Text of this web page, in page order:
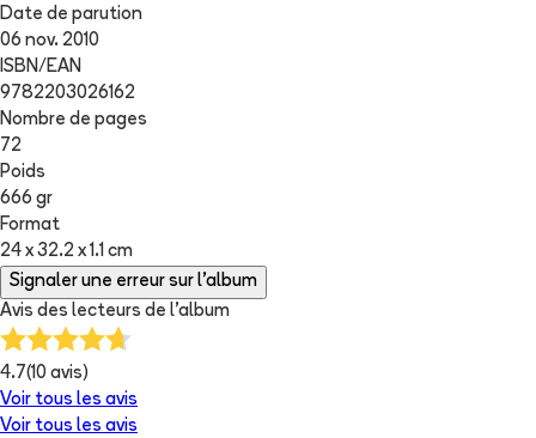
Date de parution
06 nov. 2010
ISBN/EAN
9782203026162
Nombre de pages
72
Poids
666 gr
Format
24 x 32.2 x 1.1 cm
Signaler une erreur sur l'album
Avis des lecteurs de l'album
4.7(10 avis)
Voir tous les avis
Voir tous les avis